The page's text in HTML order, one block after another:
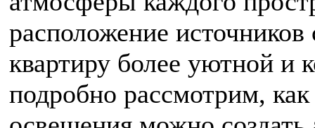
расположение
квартиру более уютной и
подробно рассмотрим,